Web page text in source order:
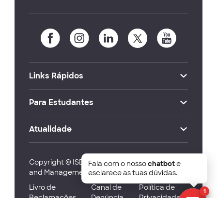
Links Rápidos
Para Estudantes
Atualidade
Copyright © ISEG Lisbon School of Economics
and Management 2026
Livro de
Canal de
Política de
1
Fala com o nossochatbote
esclarece as tuas dúvidas.